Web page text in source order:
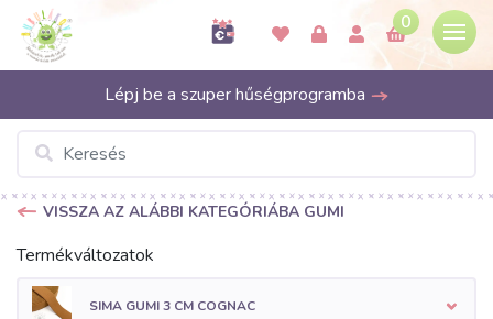
0
Lépj be a szuper hűségprogramba
VISSZA AZ ALÁBBI KATEGÓRIÁBA GUMI
Termékváltozatok
SIMA GUMI 3 CM COGNAC